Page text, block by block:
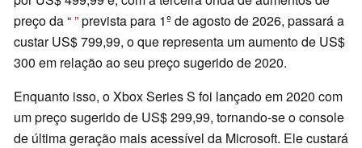
preço da “”prevista para 1º de agosto de 2026, passará a
custar US$ 799,99, o que representa um aumento de US$
300 em relação ao seu preço sugerido de 2020.
Enquanto isso, o Xbox Series S foi lançado em 2020 com
um preço sugerido de US$ 299,99, tornando-se o console
de última geração mais acessível da Microsoft. Ele custará